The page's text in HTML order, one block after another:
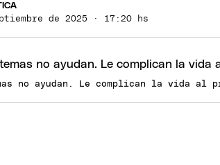
de 2025 · 17:20 hs
no ayudan. Le complican la vida al